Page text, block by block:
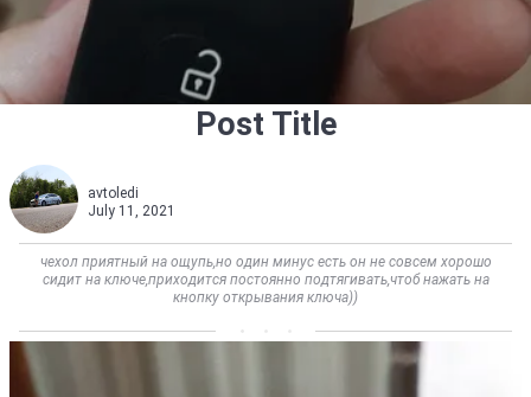
Post Title
avtoledi
July 11, 2021
чехол приятный на ощупь,но один минус есть он не совсем хорошо
сидит на ключе,приходится постоянно подтягивать,чтоб нажать на
кнопку открывания ключа))    